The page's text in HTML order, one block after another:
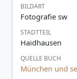
BILDART
Fotografie sw
STADTTEIL
Haidhausen
QUELLE BUCH
München und